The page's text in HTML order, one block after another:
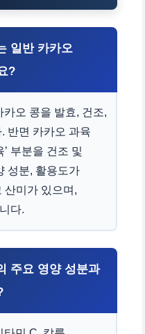
일반 카카오
?
오 콩을 발효, 건조,
반면 카카오 과육
부분을 건조 및
성분, 활용도가
산미가 있으며,
다.
주요 영양 성분과